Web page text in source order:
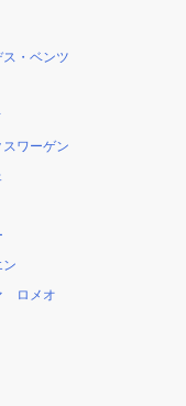
ス・ベンツ
スワーゲン
ン
ロメオ